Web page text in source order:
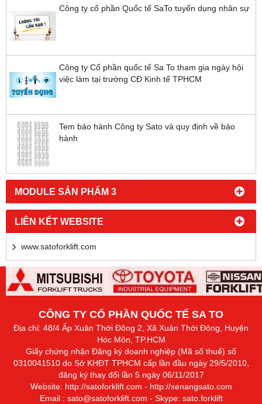
Công ty cổ phần Quốc tế SaTo tuyển dụng nhân sự
Công ty Cổ phần quốc tế Sa To tham gia ngày hội
việc làm tại trường CĐ Kinh tế TPHCM
Tem bảo hành Công ty Sato và quy định về bảo
hành
MODULE SẢN PHẨM 3
LIÊN KẾT WEBSITE
www.satoforklift.com
CÔNG TY CỔ PHẦN QUỐC TẾ SA TO
Địa chỉ: 48/4 Ấp Xuân Thới Đông 2, Xã Xuân Thới Đông, Huyện
Hóc Môn, TP.HCM
Giấy chứng nhận Đăng ký doanh nghiệp (Mã số thuế) số
0310041510 do Sở KHĐT TPHCM cấp lần đầu ngày 29/5/2010,
đăng ký thay đổi lần 5 ngày 06/11/2017
Website: http://satoforklift.com - http://xenangsato.com
Email : sato@satoforklift.com - Skype: sato.forklift